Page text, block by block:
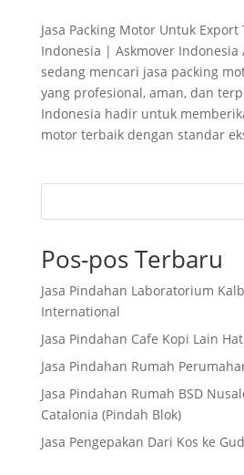
Jasa Packing Motor Untuk
Indonesia | Askmover Indonesia
sedang mencari jasa packing
yang profesional, aman, dan
Indonesia hadir untuk
motor terbaik dengan standar
Pos-pos Terbaru
Jasa Pindahan Laboratorium
International
Jasa Pindahan Cafe Kopi Lain
Jasa Pindahan Rumah
Jasa Pindahan Rumah BSD
Catalonia (Pindah Blok)
Jasa Pengepakan Dari Kos ke